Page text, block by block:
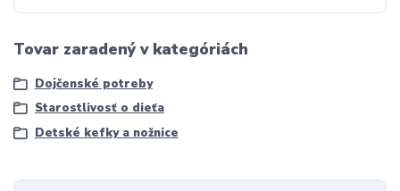
Tovar zaradený v kategóriách
Dojčenské potreby
Starostlivosť o dieťa
Detské kefky a nožnice